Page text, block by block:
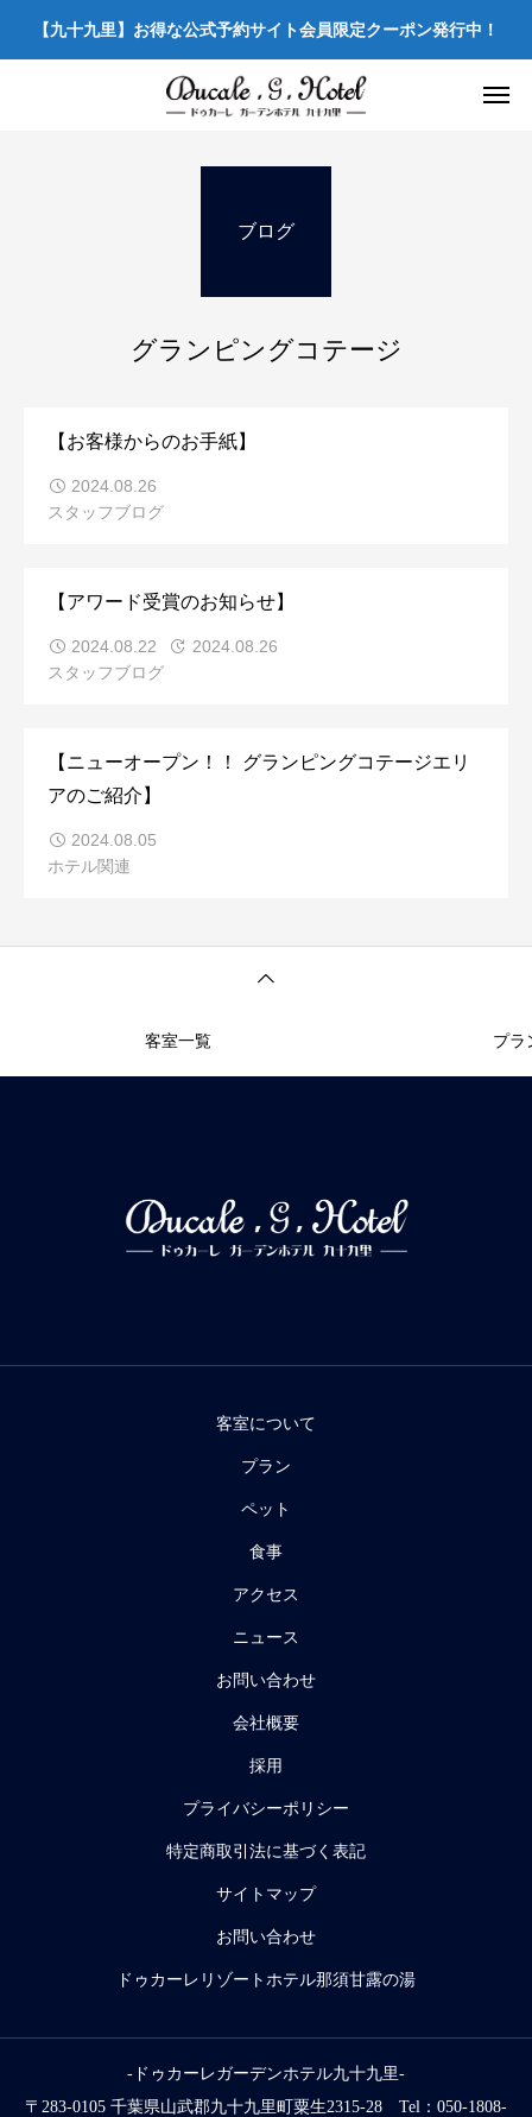
【九十九里】お得な公式予約サイト会員限定クーポン発行中！
ブログ
グランピングコテージ
【お客様からのお手紙】
2024.08.26
スタッフブログ
【アワード受賞のお知らせ】
2024.08.22 2024.08.26
スタッフブログ
【ニューオープン！！ グランピングコテージエリ
アのご紹介】
2024.08.05
ホテル関連
客室一覧 プラ
客室について
プラン
ペット
食事
アクセス
ニュース
お問い合わせ
会社概要
採用
プライバシーポリシー
特定商取引法に基づく表記
サイトマップ
お問い合わせ
ドゥカーレリゾートホテル那須甘露の湯
-ドゥカーレガーデンホテル九十九里-
〒283-0105 千葉県山武郡九十九里町粟生2315-28 Tel：050-1808-